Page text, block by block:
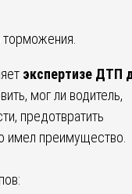
экспертизе ДТП
мог ли водитель,
предотвратить
имел преимущество.